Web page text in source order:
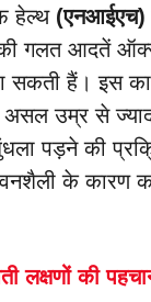
हेल्थ (एनआईएच)
गलत आदतें
सकती हैं। इस
उम्र से
पड़ने की
के कारण
लक्षणों की